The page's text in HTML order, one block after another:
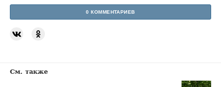
0 КОММЕНТАРИЕВ
См. также